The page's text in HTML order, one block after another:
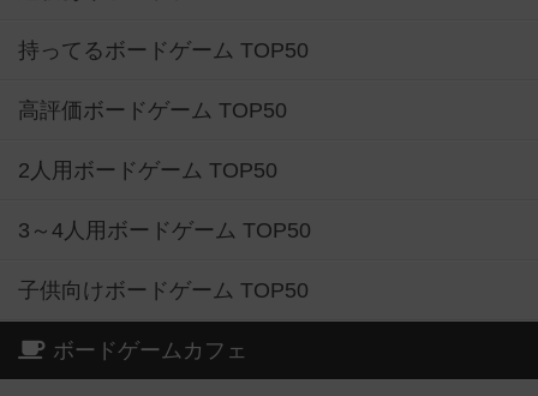
持ってるボードゲーム TOP50
高評価ボードゲーム TOP50
2人用ボードゲーム TOP50
3～4人用ボードゲーム TOP50
子供向けボードゲーム TOP50
ボードゲームカフェ